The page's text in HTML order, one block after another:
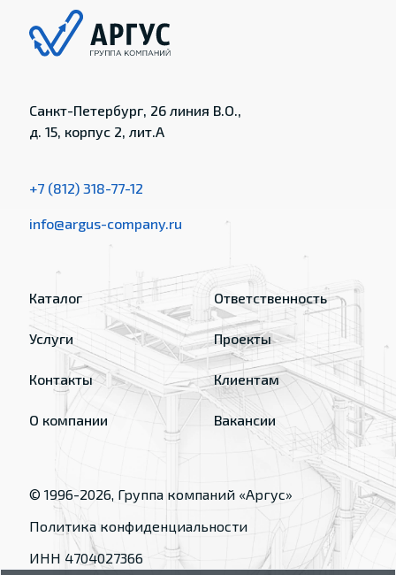
Санкт-Петербург, 26 линия В.О.,
д. 15, корпус 2, лит.А
+7 (812) 318-77-12
info@argus-company.ru
Каталог
Услуги
Контакты
О компании
Ответственность
Проекты
Клиентам
Вакансии
© 1996-2026, Группа компаний «Аргус»
Политика конфиденциальности
ИНН 4704027366